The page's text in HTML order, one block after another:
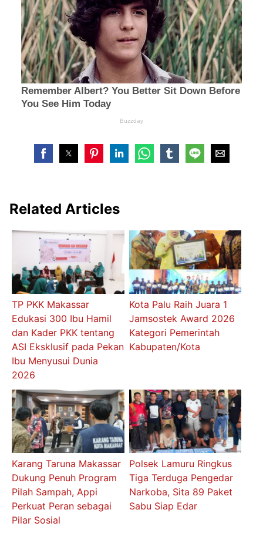
Related Articles
TP PKK Makassar
Edukasi 300 Ibu Hamil
dan Kader PKK tentang
ASI Eksklusif pada Pekan
Ibu Menyusui Dunia
2026
Kota Palu Raih Juara 1
Jamsostek Award 2026
Kategori Pemerintah
Kabupaten/Kota
Karang Taruna Makassar
Dukung Penuh Program
Pilah Sampah, Appi
Perkuat Peran sebagai
Pilar Sosial
Polsek Lamuru Ringkus
Tiga Terduga Pengedar
Narkoba, Sita 89 Paket
Sabu Siap Edar